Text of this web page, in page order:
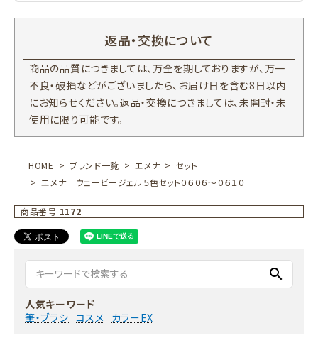
返品・交換について
商品の品質につきましては、万全を期しておりますが、万一
不良・破損などがございましたら、お届け日を含む8日以内
にお知らせください。返品・交換につきましては、未開封・未
使用に限り可能です。
HOME ブランド一覧 エメナ
セット
エメナ ウェービージェル５色セット０６０６～０６１０
商品番号 1172
search
人気キーワード
筆・ブラシ コスメ カラーEX